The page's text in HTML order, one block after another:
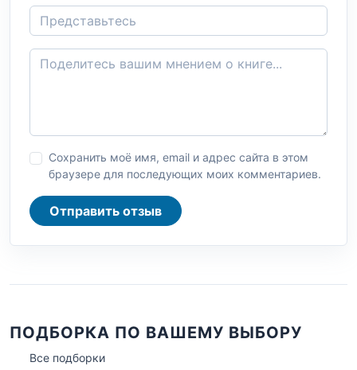
Сохранить моё имя, email и адрес сайта в этом
браузере для последующих моих комментариев.
Отправить отзыв
ПОДБОРКА ПО ВАШЕМУ ВЫБОРУ
Все подборки